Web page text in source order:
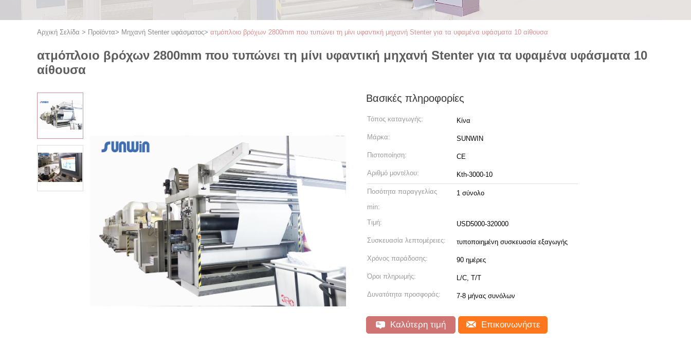
Αρχική Σελίδα > Προϊόντα> Μηχανή Stenter υφάσματος> ατμόπλοιο βρόχων 2800mm που τυπώνει τη μίνι υφαντική μηχανή Stenter για τα υφαμένα υφάσματα 10 αίθουσα
ατμόπλοιο βρόχων 2800mm που τυπώνει τη μίνι υφαντική μηχανή Stenter για τα υφαμένα υφάσματα 10
αίθουσα
Βασικές πληροφορίες
Τόπος καταγωγής: Κίνα
Μάρκα: SUNWIN
Πιστοποίηση: CE
Αριθμό μοντέλου: Kth-3000-10
Ποσότητα παραγγελίας
min:
1 σύνολο
Τιμή: USD5000-320000
Συσκευασία λεπτομέρειες: τυποποιημένη συσκευασία εξαγωγής
Χρόνος παράδοσης: 90 ημέρες
Όροι πληρωμής: L/C, T/T
Δυνατότητα προσφοράς: 7-8 μήνας συνόλων
Καλύτερη τιμή Επικοινωνήστε